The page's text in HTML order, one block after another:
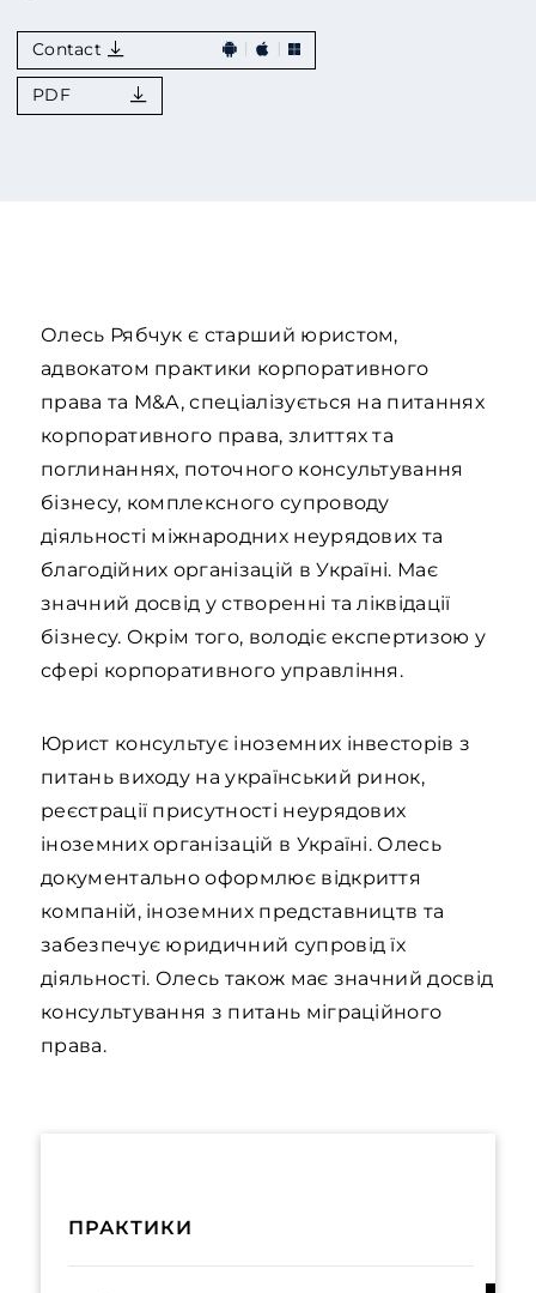
Олесь Рябчук є старший юристом,
адвокатом практики корпоративного
права та M&A, спеціалізується на питаннях
корпоративного права, злиттях та
поглинаннях, поточного консультування
бізнесу, комплексного супроводу
діяльності міжнародних неурядових та
благодійних організацій в Україні. Має
значний досвід у створенні та ліквідації
бізнесу. Окрім того, володіє експертизою у
сфері корпоративного управління.
Юрист консультує іноземних інвесторів з
питань виходу на український ринок,
реєстрації присутності неурядових
іноземних організацій в Україні. Олесь
документально оформлює відкриття
компаній, іноземних представництв та
забезпечує юридичний супровід їх
діяльності. Олесь також має значний досвід
консультування з питань міграційного
права.
Contact
PDF
ПРАКТИКИ